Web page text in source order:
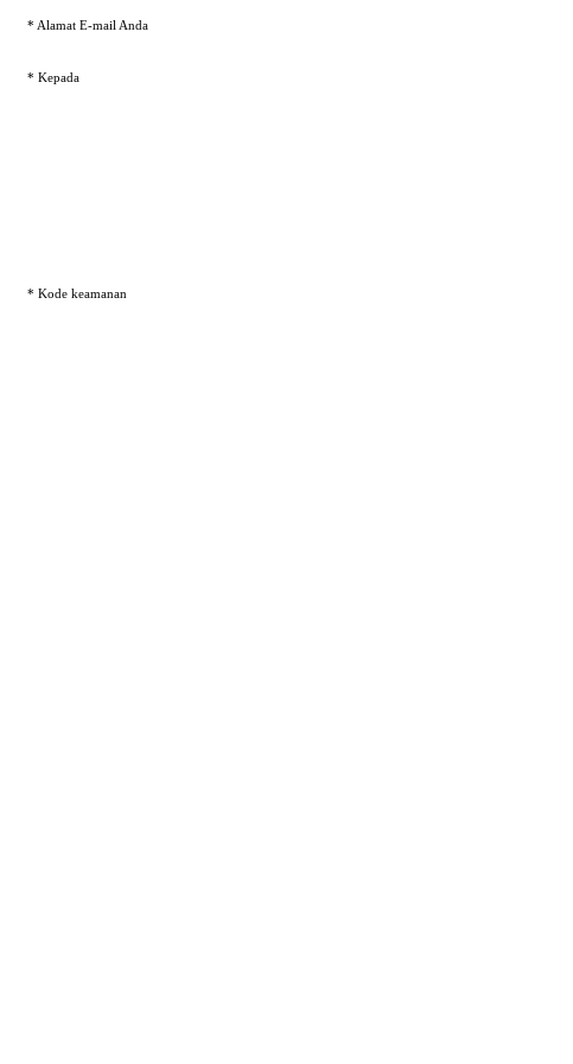
* Alamat E-mail Anda
* Kepada
* Kode keamanan